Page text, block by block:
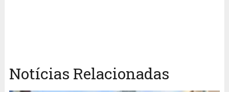
Notícias Relacionadas